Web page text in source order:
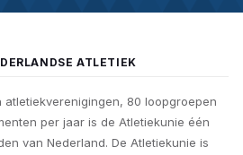
ATLETIEK
atletiekverenigingen, 80 loopgroepen
per jaar is de Atletiekunie één
van Nederland. De Atletiekunie is